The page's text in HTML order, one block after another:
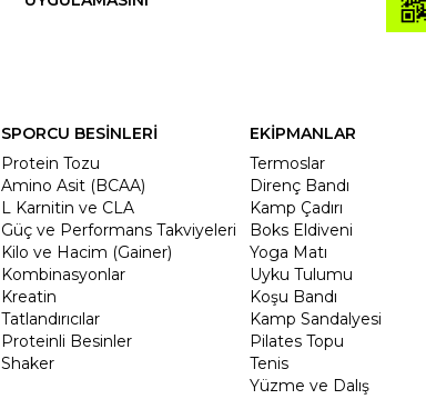
SPORCU BESİNLERİ
Protein Tozu
Amino Asit (BCAA)
L Karnitin ve CLA
Güç ve Performans Takviyeleri
Kilo ve Hacim (Gainer)
Kombinasyonlar
Kreatin
Tatlandırıcılar
Proteinli Besinler
Shaker
EKİPMANLAR
Termoslar
Direnç Bandı
Kamp Çadırı
Boks Eldiveni
Yoga Matı
Uyku Tulumu
Koşu Bandı
Kamp Sandalyesi
Pilates Topu
Tenis
Yüzme ve Dalış